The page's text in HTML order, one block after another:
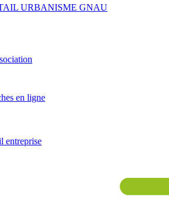
URBANISME GNAU
en ligne
entreprise